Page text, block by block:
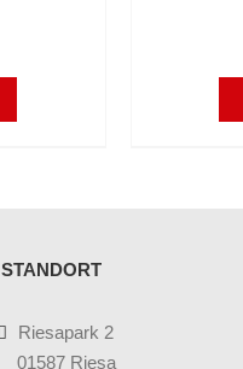
STANDORT
Riesapark 2
01587 Riesa